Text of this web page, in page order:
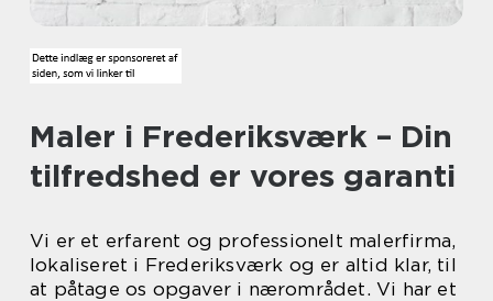
Maler i Frederiksværk – Din
tilfredshed er vores garanti
Vi er et erfarent og professionelt malerfirma,
lokaliseret i Frederiksværk og er altid klar, til
at påtage os opgaver i nærområdet. Vi har et